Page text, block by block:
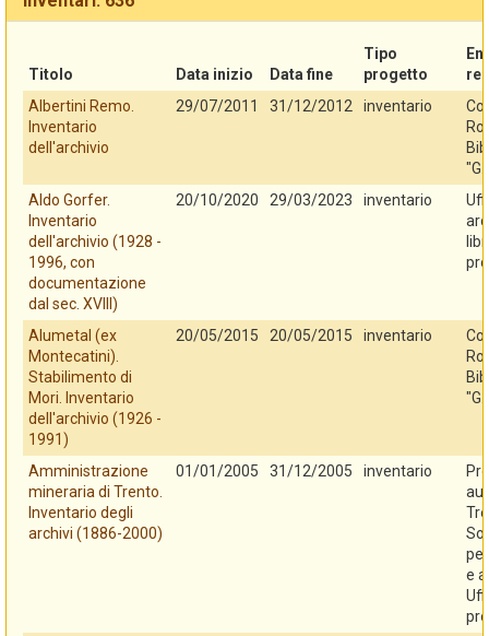
Titolo Data inizio Data fine
Tipo
progetto
Albertini Remo.
Inventario
dell'archivio
29/07/2011 31/12/2012 inventario
Aldo Gorfer.
Inventario
dell'archivio (1928 -
1996, con
documentazione
dal sec. XVIII)
20/10/2020 29/03/2023 inventario
Alumetal (ex
Montecatini).
Stabilimento di
Mori. Inventario
dell'archivio (1926 -
1991)
20/05/2015 20/05/2015 inventario
Amministrazione
mineraria di Trento.
Inventario degli
archivi (1886-2000)
01/01/2005 31/12/2005 inventario
e